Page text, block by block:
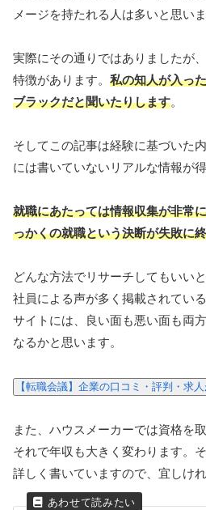
メージを持たれる人は多いと思いま
実際にその通りではありましたが
特徴があります。 私の知人が入っ
ブラックだと聞いたりします。
そしてこの記事は経験に基づいた
には書いていないリアルな情報が
就職にあたっては情報収集が非常
っかくの就職という決断が失敗に
どんな方法でリサーチしてもいい
社員による声が多く掲載されている
サイトには、良い面も悪い面も両
なるかと思います。
【転職会議】企業の口コミ・評判・求
また、ハウスメーカーでは資格を
それで年収も大きく変わります。
詳しく書いていますので、宜しけ